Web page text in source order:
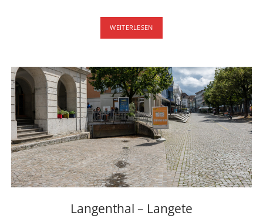
WEITERLESENST.
URBAN
IM
LUZERNER
HINTERLAND
Langenthal – Langete